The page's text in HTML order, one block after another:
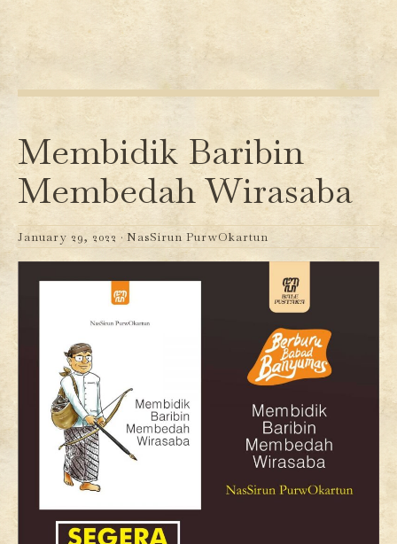
Membidik Baribin
Membedah Wirasaba
January 29, 2022 · NasSirun PurwOkartun